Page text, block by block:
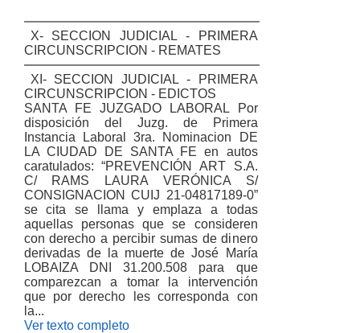
X- SECCION JUDICIAL - PRIMERA
CIRCUNSCRIPCION - REMATES
XI- SECCION JUDICIAL - PRIMERA
CIRCUNSCRIPCION - EDICTOS
SANTA FE JUZGADO LABORAL Por
disposición del Juzg. de Primera
Instancia Laboral 3ra. Nominacion DE
LA CIUDAD DE SANTA FE en autos
caratulados: “PREVENCIÓN ART S.A.
C/ RAMS LAURA VERÓNICA S/
CONSIGNACION CUIJ 21-04817189-0”
se cita se llama y emplaza a todas
aquellas personas que se consideren
con derecho a percibir sumas de dinero
derivadas de la muerte de José María
LOBAIZA DNI 31.200.508 para que
comparezcan a tomar la intervención
que por derecho les corresponda con
la...
Ver texto completo